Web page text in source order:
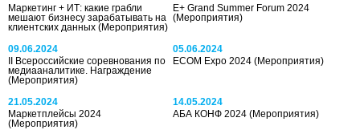
Маркетинг + ИТ: какие грабли
мешают бизнесу зарабатывать на
клиентских данных (Мероприятия)
E+ Grand Summer Forum 2024
(Мероприятия)
09.06.2024
II Всероссийские соревнования по
медиааналитике. Награждение
(Мероприятия)
05.06.2024
ECOM Expo 2024(Мероприятия)
21.05.2024
Маркетплейсы 2024
(Мероприятия)
14.05.2024
АБА КОНФ 2024(Мероприятия)